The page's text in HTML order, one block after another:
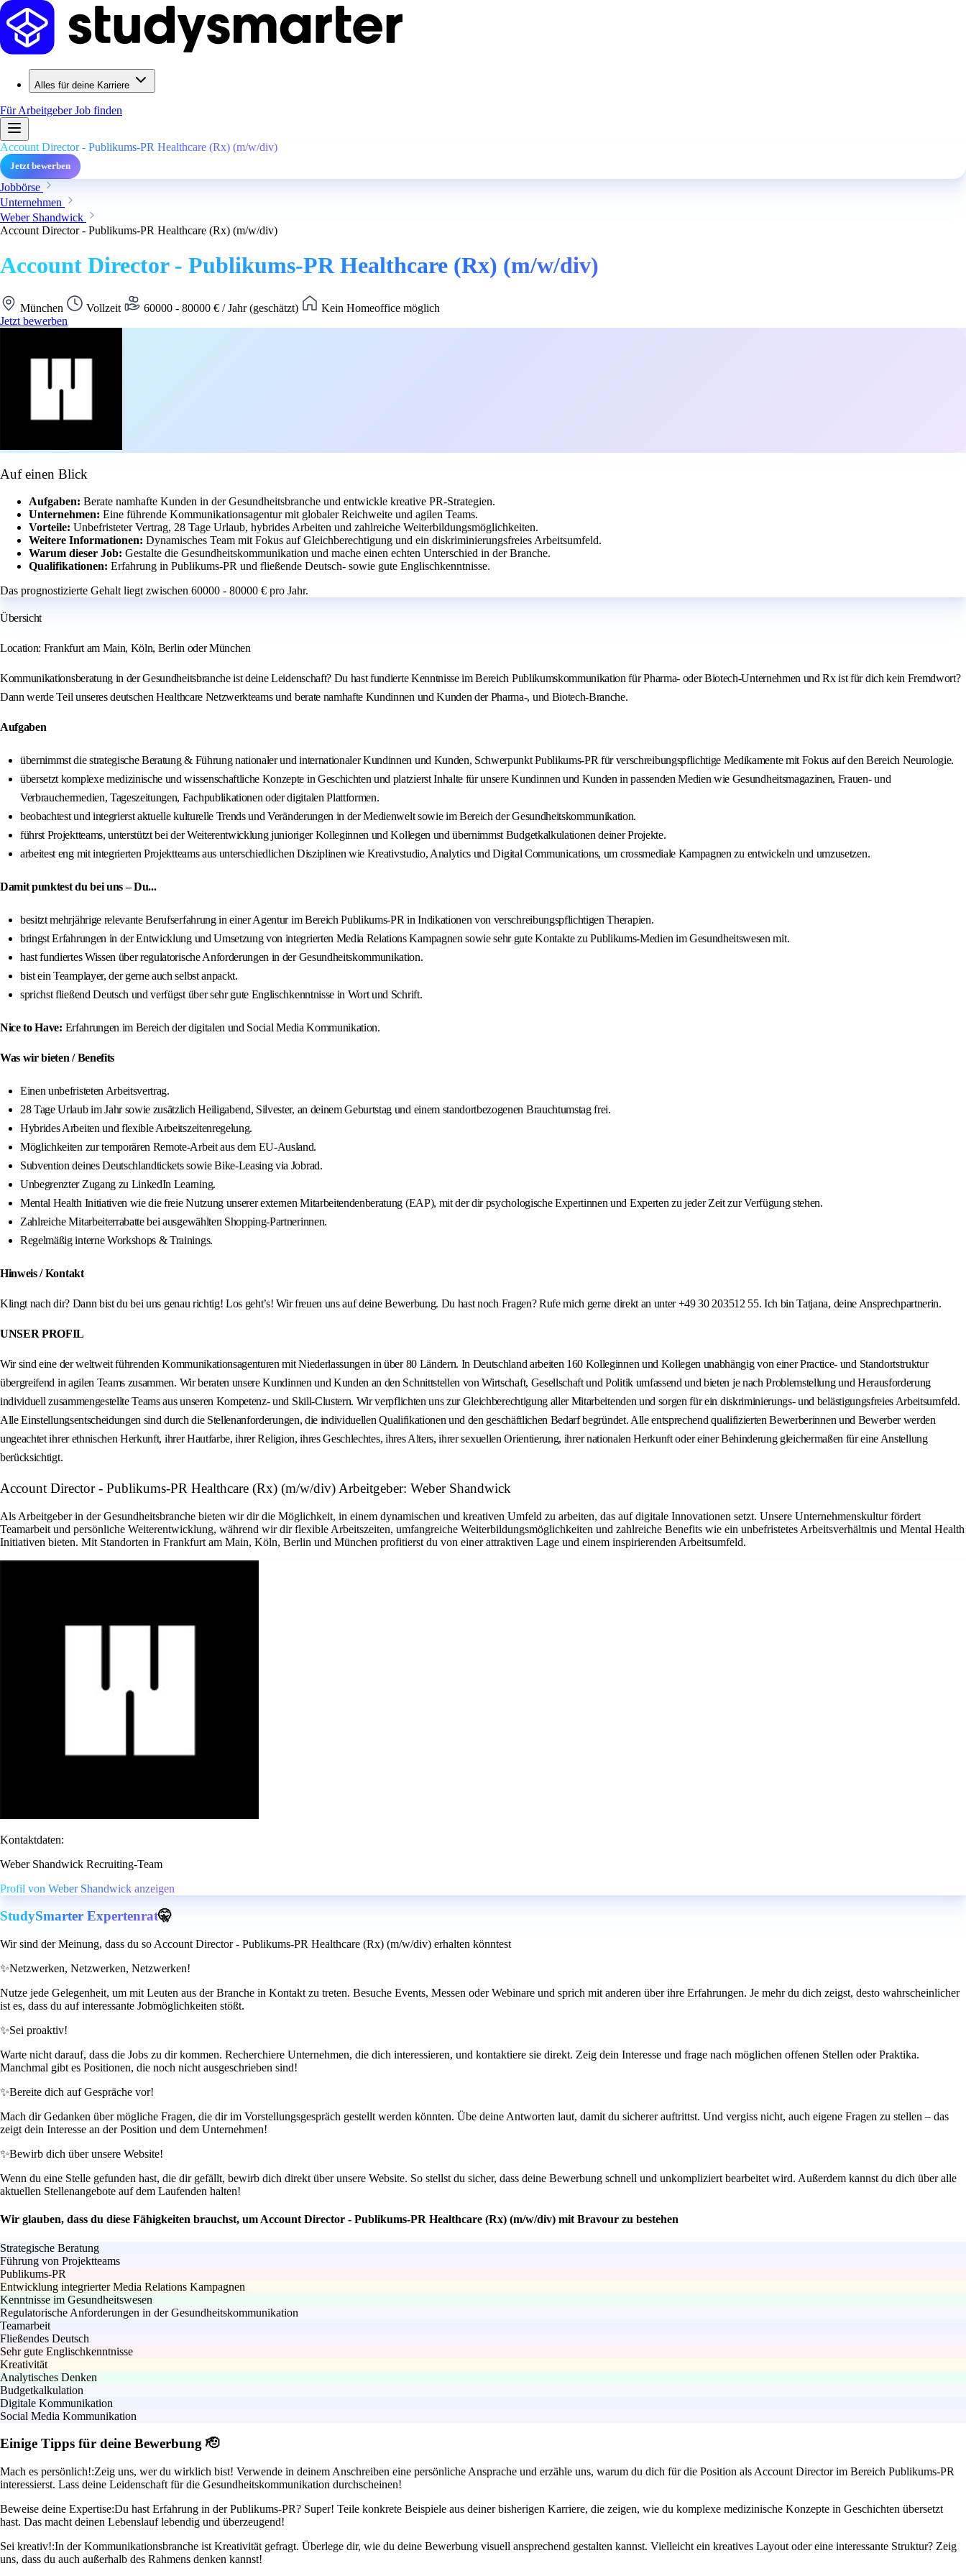
Alles für deine Karriere
Für ArbeitgeberJob finden
Account Director - Publikums-PR Healthcare (Rx) (m/w/div)
Jetzt bewerben
Jobbörse
Unternehmen
Weber Shandwick
Account Director - Publikums-PR Healthcare (Rx) (m/w/div)
Account Director - Publikums-PR Healthcare (Rx) (m/w/div)
München Vollzeit 60000 - 80000 € / Jahr (geschätzt)
Kein Homeoffice möglich
Jetzt bewerben
Auf einen Blick
Aufgaben: Berate namhafte Kunden in der Gesundheitsbranche und entwickle kreative PR-Strategien.
Unternehmen: Eine führende Kommunikationsagentur mit globaler Reichweite und agilen Teams.
Vorteile: Unbefristeter Vertrag, 28 Tage Urlaub, hybrides Arbeiten und zahlreiche Weiterbildungsmöglichkeiten.
Weitere Informationen: Dynamisches Team mit Fokus auf Gleichberechtigung und ein diskriminierungsfreies Arbeitsumfeld.
Warum dieser Job: Gestalte die Gesundheitskommunikation und mache einen echten Unterschied in der Branche.
Qualifikationen: Erfahrung in Publikums-PR und fließende Deutsch- sowie gute Englischkenntnisse.
Das prognostizierte Gehalt liegt zwischen 60000 - 80000 € pro Jahr.
Übersicht
Location: Frankfurt am Main, Köln, Berlin oder München
Kommunikationsberatung in der Gesundheitsbranche ist deine Leidenschaft? Du hast fundierte Kenntnisse im Bereich Publikumskommunikation für Pharma- oder Biotech-Unternehmen und Rx ist für dich kein Fremdwort?
Dann werde Teil unseres deutschen Healthcare Netzwerkteams und berate namhafte Kundinnen und Kunden der Pharma-, und Biotech-Branche.
Aufgaben
übernimmst die strategische Beratung & Führung nationaler und internationaler Kundinnen und Kunden, Schwerpunkt Publikums-PR für verschreibungspflichtige Medikamente mit Fokus auf den Bereich Neurologie.
übersetzt komplexe medizinische und wissenschaftliche Konzepte in Geschichten und platzierst Inhalte für unsere Kundinnen und Kunden in passenden Medien wie Gesundheitsmagazinen, Frauen- und
Verbrauchermedien, Tageszeitungen, Fachpublikationen oder digitalen Plattformen.
beobachtest und integrierst aktuelle kulturelle Trends und Veränderungen in der Medienwelt sowie im Bereich der Gesundheitskommunikation.
führst Projektteams, unterstützt bei der Weiterentwicklung junioriger Kolleginnen und Kollegen und übernimmst Budgetkalkulationen deiner Projekte.
arbeitest eng mit integrierten Projektteams aus unterschiedlichen Disziplinen wie Kreativstudio, Analytics und Digital Communications, um crossmediale Kampagnen zu entwickeln und umzusetzen.
Damit punktest du bei uns – Du...
besitzt mehrjährige relevante Berufserfahrung in einer Agentur im Bereich Publikums-PR in Indikationen von verschreibungspflichtigen Therapien.
bringst Erfahrungen in der Entwicklung und Umsetzung von integrierten Media Relations Kampagnen sowie sehr gute Kontakte zu Publikums-Medien im Gesundheitswesen mit.
hast fundiertes Wissen über regulatorische Anforderungen in der Gesundheitskommunikation.
bist ein Teamplayer, der gerne auch selbst anpackt.
sprichst fließend Deutsch und verfügst über sehr gute Englischkenntnisse in Wort und Schrift.
Nice to Have: Erfahrungen im Bereich der digitalen und Social Media Kommunikation.
Was wir bieten / Benefits
Einen unbefristeten Arbeitsvertrag.
28 Tage Urlaub im Jahr sowie zusätzlich Heiligabend, Silvester, an deinem Geburtstag und einem standortbezogenen Brauchtumstag frei.
Hybrides Arbeiten und flexible Arbeitszeitenregelung.
Möglichkeiten zur temporären Remote-Arbeit aus dem EU-Ausland.
Subvention deines Deutschlandtickets sowie Bike-Leasing via Jobrad.
Unbegrenzter Zugang zu LinkedIn Learning.
Mental Health Initiativen wie die freie Nutzung unserer externen Mitarbeitendenberatung (EAP), mit der dir psychologische Expertinnen und Experten zu jeder Zeit zur Verfügung stehen.
Zahlreiche Mitarbeiterrabatte bei ausgewählten Shopping-Partnerinnen.
Regelmäßig interne Workshops & Trainings.
Hinweis / Kontakt
Klingt nach dir? Dann bist du bei uns genau richtig! Los geht’s! Wir freuen uns auf deine Bewerbung. Du hast noch Fragen? Rufe mich gerne direkt an unter +49 30 203512 55. Ich bin Tatjana, deine Ansprechpartnerin.
UNSER PROFIL
Wir sind eine der weltweit führenden Kommunikationsagenturen mit Niederlassungen in über 80 Ländern. In Deutschland arbeiten 160 Kolleginnen und Kollegen unabhängig von einer Practice- und Standortstruktur
übergreifend in agilen Teams zusammen. Wir beraten unsere Kundinnen und Kunden an den Schnittstellen von Wirtschaft, Gesellschaft und Politik umfassend und bieten je nach Problemstellung und Herausforderung
individuell zusammengestellte Teams aus unseren Kompetenz- und Skill-Clustern. Wir verpflichten uns zur Gleichberechtigung aller Mitarbeitenden und sorgen für ein diskriminierungs- und belästigungsfreies Arbeitsumfeld.
Alle Einstellungsentscheidungen sind durch die Stellenanforderungen, die individuellen Qualifikationen und den geschäftlichen Bedarf begründet. Alle entsprechend qualifizierten Bewerberinnen und Bewerber werden
ungeachtet ihrer ethnischen Herkunft, ihrer Hautfarbe, ihrer Religion, ihres Geschlechtes, ihres Alters, ihrer sexuellen Orientierung, ihrer nationalen Herkunft oder einer Behinderung gleichermaßen für eine Anstellung
berücksichtigt.
Account Director - Publikums-PR Healthcare (Rx) (m/w/div) Arbeitgeber: Weber Shandwick
Als Arbeitgeber in der Gesundheitsbranche bieten wir dir die Möglichkeit, in einem dynamischen und kreativen Umfeld zu arbeiten, das auf digitale Innovationen setzt. Unsere Unternehmenskultur fördert
Teamarbeit und persönliche Weiterentwicklung, während wir dir flexible Arbeitszeiten, umfangreiche Weiterbildungsmöglichkeiten und zahlreiche Benefits wie ein unbefristetes Arbeitsverhältnis und Mental Health
Initiativen bieten. Mit Standorten in Frankfurt am Main, Köln, Berlin und München profitierst du von einer attraktiven Lage und einem inspirierenden Arbeitsumfeld.
Kontaktdaten:
Weber Shandwick Recruiting-Team
Profil von Weber Shandwick anzeigen
StudySmarter Expertenrat🤫
Wir sind der Meinung, dass du so Account Director - Publikums-PR Healthcare (Rx) (m/w/div) erhalten könntest
✨Netzwerken, Netzwerken, Netzwerken!
Nutze jede Gelegenheit, um mit Leuten aus der Branche in Kontakt zu treten. Besuche Events, Messen oder Webinare und sprich mit anderen über ihre Erfahrungen. Je mehr du dich zeigst, desto wahrscheinlicher
ist es, dass du auf interessante Jobmöglichkeiten stößt.
✨Sei proaktiv!
Warte nicht darauf, dass die Jobs zu dir kommen. Recherchiere Unternehmen, die dich interessieren, und kontaktiere sie direkt. Zeig dein Interesse und frage nach möglichen offenen Stellen oder Praktika.
Manchmal gibt es Positionen, die noch nicht ausgeschrieben sind!
✨Bereite dich auf Gespräche vor!
Mach dir Gedanken über mögliche Fragen, die dir im Vorstellungsgespräch gestellt werden könnten. Übe deine Antworten laut, damit du sicherer auftrittst. Und vergiss nicht, auch eigene Fragen zu stellen – das
zeigt dein Interesse an der Position und dem Unternehmen!
✨Bewirb dich über unsere Website!
Wenn du eine Stelle gefunden hast, die dir gefällt, bewirb dich direkt über unsere Website. So stellst du sicher, dass deine Bewerbung schnell und unkompliziert bearbeitet wird. Außerdem kannst du dich über alle
aktuellen Stellenangebote auf dem Laufenden halten!
Wir glauben, dass du diese Fähigkeiten brauchst, um Account Director - Publikums-PR Healthcare (Rx) (m/w/div) mit Bravour zu bestehen
Strategische Beratung
Führung von Projektteams
Publikums-PR
Entwicklung integrierter Media Relations Kampagnen
Kenntnisse im Gesundheitswesen
Regulatorische Anforderungen in der Gesundheitskommunikation
Teamarbeit
Fließendes Deutsch
Sehr gute Englischkenntnisse
Kreativität
Analytisches Denken
Budgetkalkulation
Digitale Kommunikation
Social Media Kommunikation
Einige Tipps für deine Bewerbung 🫡
Mach es persönlich!:Zeig uns, wer du wirklich bist! Verwende in deinem Anschreiben eine persönliche Ansprache und erzähle uns, warum du dich für die Position als Account Director im Bereich Publikums-PR
interessierst. Lass deine Leidenschaft für die Gesundheitskommunikation durchscheinen!
Beweise deine Expertise:Du hast Erfahrung in der Publikums-PR? Super! Teile konkrete Beispiele aus deiner bisherigen Karriere, die zeigen, wie du komplexe medizinische Konzepte in Geschichten übersetzt
hast. Das macht deinen Lebenslauf lebendig und überzeugend!
Sei kreativ!:In der Kommunikationsbranche ist Kreativität gefragt. Überlege dir, wie du deine Bewerbung visuell ansprechend gestalten kannst. Vielleicht ein kreatives Layout oder eine interessante Struktur? Zeig
uns, dass du auch außerhalb des Rahmens denken kannst!